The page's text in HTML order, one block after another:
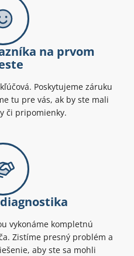
na prvom
Poskytujeme záruku
tu pre vás, ak by ste mali
či pripomienky.
vykonáme kompletnú
Zistíme presný problém a
aby ste sa mohli